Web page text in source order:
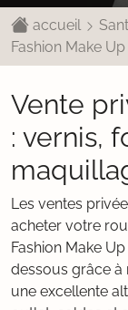
accueil
Fashion Make Up
Vente
: vernis,
Les ventes
acheter votre
Fashion Make
dessous grâce à
une excellente